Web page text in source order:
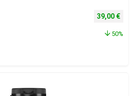
Izvorna
39,00 €
50%